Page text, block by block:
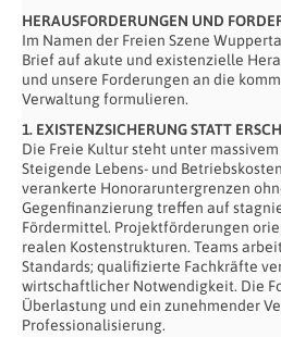
HERAUSFORDERUNGEN UND
Im Namen der Freien Szene
Brief auf akute und existenzielle
und unsere Forderungen an die
Verwaltung formulieren.
1. EXISTENZSICHERUNG STATT
Die Freie Kultur steht unter
Steigende Lebens- und
verankerte Honoraruntergrenzen
Gegenfinanzierung treffen auf
Fördermittel. Projektförderungen
realen Kostenstrukturen. Teams
Standards; qualifizierte Fachkräfte
wirtschaftlicher Notwendigkeit. Die
Überlastung und ein zunehmender
Professionalisierung.